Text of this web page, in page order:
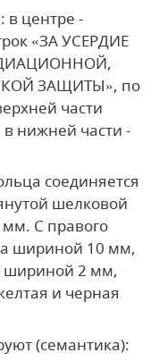
в центре -
«ЗА УСЕРДИЕ
ЗАЩИТЫ», по
части
нижней части -
соединяется
шелковой
С правого
шириной 10 мм,
шириной 2 мм,
и черная
(семантика):